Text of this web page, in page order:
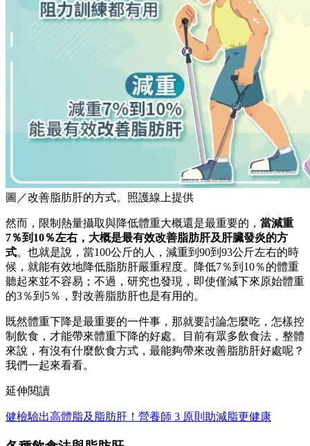
圖／改善脂肪肝的方式。照護線上提供
然而，限制熱量攝取與降低體重大概還是最重要的， 當減重
7％到10％左右，大概是最有效改善脂肪肝及肝臟發炎的方
式。也就是說，當100公斤的人，減重到90到93公斤左右的時
候，就能有效地降低脂肪肝嚴重程度。降低7％到10％的體重
聽起來並不容易；不過，研究也發現，即使僅減下來原始體重
的3％到5％，對改善脂肪肝也是有用的。
既然體重下降是最重要的一件事，那就要討論怎麼吃，怎樣控
制飲食，才能帶來體重下降的好處。目前有眾多飲食法，整體
來說，有沒有什麼飲食方式，最能夠帶來改善脂肪肝好處呢？
我們一起來看看。
延伸閱讀
健檢驗出高體脂及脂肪肝！營養師 3 原則助減脂更健康